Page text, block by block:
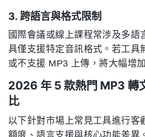
3. 跨語言與格式限制
國際會議或線上課程常涉及多語
具僅支援特定音訊格式。若工具
或不支援 MP3 上傳，將大幅增
2026 年 5 款熱門 MP3 轉
比
以下針對市場上常見工具進行客
額度、語言支援與核心功能差異